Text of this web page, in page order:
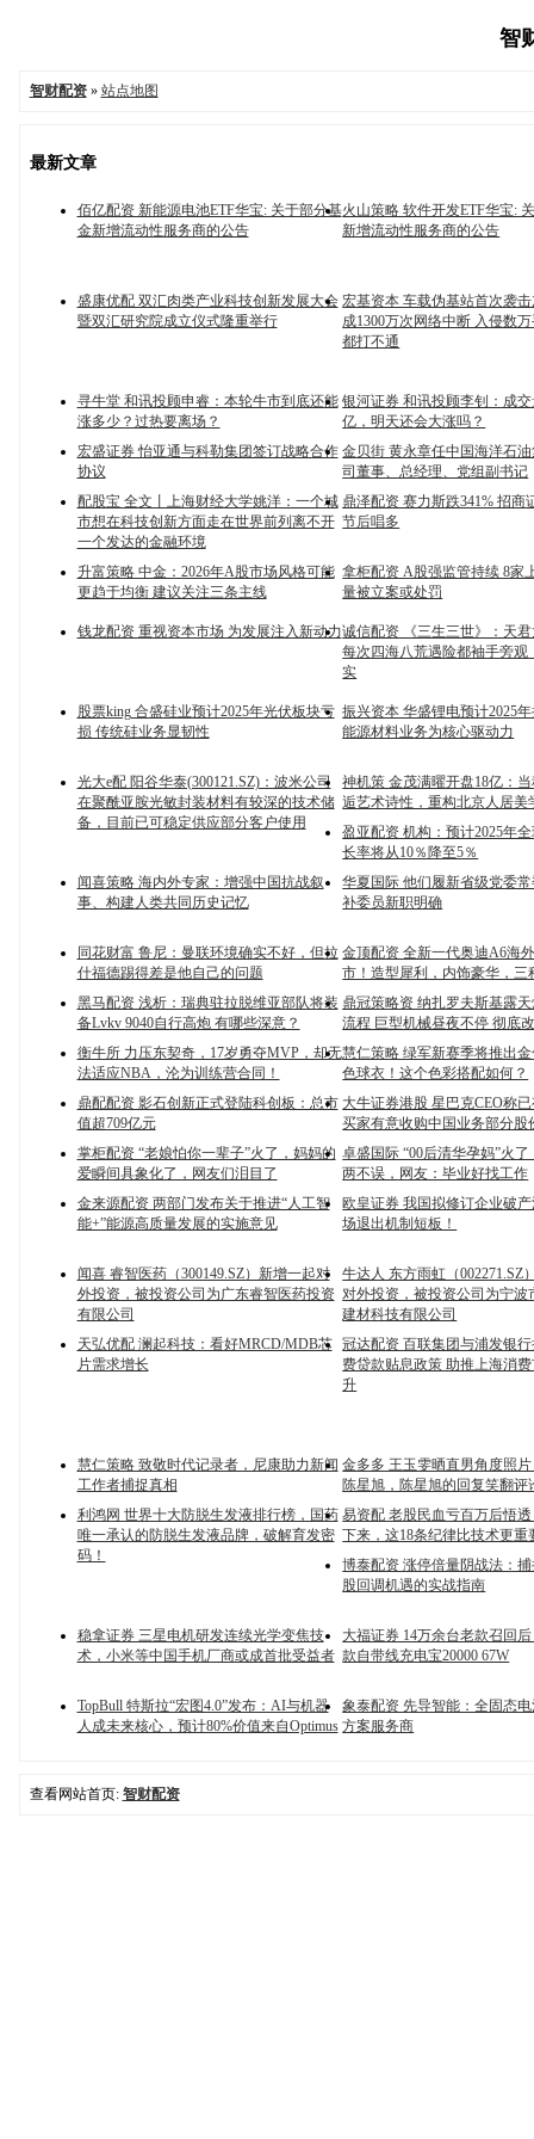
智
智财配资» 站点地图
最新文章
佰亿配资 新能源电池ETF华宝: 关于部分基
金新增流动性服务商的公告
火山策略 软件开发ETF华宝:
新增流动性服务商的公告
盛康优配 双汇肉类产业科技创新发展大会
暨双汇研究院成立仪式隆重举行
宏基资本 车载伪基站首次袭
成1300万次网络中断 入侵数
都打不通
寻牛堂 和讯投顾申睿：本轮牛市到底还能
涨多少？过热要离场？
银河证券 和讯投顾李钊：成
亿，明天还会大涨吗？
宏盛证券 怡亚通与科勒集团签订战略合作
协议
金贝街 黄永章任中国海洋石
司董事、总经理、党组副书记
配股宝 全文丨上海财经大学姚洋：一个城
市想在科技创新方面走在世界前列离不开
一个发达的金融环境
鼎泽配资 赛力斯跌341% 招商
节后唱多
升富策略 中金：2026年A股市场风格可能
更趋于均衡 建议关注三条主线
拿柜配资 A股强监管持续 8家
量被立案或处罚
钱龙配资 重视资本市场 为发展注入新动力诚信配资 《三生三世》：天
每次四海八荒遇险都袖手旁观
实
股票king 合盛硅业预计2025年光伏板块亏
损 传统硅业务显韧性
振兴资本 华盛锂电预计2025
能源材料业务为核心驱动力
光大e配 阳谷华泰(300121.SZ)：波米公司
在聚酰亚胺光敏封装材料有较深的技术储
备，目前已可稳定供应部分客户使用
神机策 金茂满曜开盘18亿：
逅艺术诗性，重构北京人居美
盈亚配资 机构：预计2025年
长率将从10％降至5％
闻喜策略 海内外专家：增强中国抗战叙
事、构建人类共同历史记忆
华夏国际 他们履新省级党委
补委员新职明确
同花财富 鲁尼：曼联环境确实不好，但拉
什福德踢得差是他自己的问题
金顶配资 全新一代奥迪A6海
市！造型犀利，内饰豪华，
黑马配资 浅析：瑞典驻拉脱维亚部队将装
备Lvkv 9040自行高炮 有哪些深意？
鼎冠策略资 纳扎罗夫斯基露
流程 巨型机械昼夜不停 彻底
衡牛所 力压东契奇，17岁勇夺MVP，却无
法适应NBA，沦为训练营合同！
慧仁策略 绿军新赛季将推出
色球衣！这个色彩搭配如何？
鼎配配资 影石创新正式登陆科创板：总市
值超709亿元
大牛证券港股 星巴克CEO称
买家有意收购中国业务部分股
掌柜配资 “老娘怕你一辈子”火了，妈妈的
爱瞬间具象化了，网友们泪目了
卓盛国际 “00后清华孕妈”火
两不误，网友：毕业好找工作
金来源配资 两部门发布关于推进“人工智
能+”能源高质量发展的实施意见
欧皇证券 我国拟修订企业破
场退出机制短板！
闻喜 睿智医药（300149.SZ）新增一起对
外投资，被投资公司为广东睿智医药投资
有限公司
牛达人 东方雨虹（002271.SZ
对外投资，被投资公司为宁波
建材科技有限公司
天弘优配 澜起科技：看好MRCD/MDB芯
片需求增长
冠达配资 百联集团与浦发银
费贷款贴息政策 助推上海消
升
慧仁策略 致敬时代记录者，尼康助力新闻
工作者捕捉真相
金多多 王玉雯晒直男角度照
陈星旭，陈星旭的回复笑翻评
利鸿网 世界十大防脱生发液排行榜，国药
唯一承认的防脱生发液品牌，破解育发密
码！
易资配 老股民血亏百万后悟
下来，这18条纪律比技术更重
博泰配资 涨停倍量阴战法：
股回调机遇的实战指南
稳拿证券 三星电机研发连续光学变焦技
术，小米等中国手机厂商或成首批受益者
大福证券 14万余台老款召回
款自带线充电宝20000 67W
TopBull 特斯拉“宏图4.0”发布：AI与机器
人成未来核心，预计80%价值来自Optimus
象泰配资 先导智能：全固态
方案服务商
查看网站首页: 智财配资